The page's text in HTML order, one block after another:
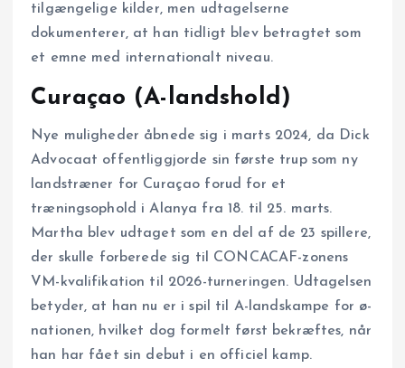
tilgængelige kilder, men udtagelserne
dokumenterer, at han tidligt blev betragtet som
et emne med internationalt niveau.
Curaçao (A-landshold)
Nye muligheder åbnede sig i marts 2024, da Dick
Advocaat offentliggjorde sin første trup som ny
landstræner for Curaçao forud for et
træningsophold i Alanya fra 18. til 25. marts.
Martha blev udtaget som en del af de 23 spillere,
der skulle forberede sig til CONCACAF-zonens
VM-kvalifikation til 2026-turneringen. Udtagelsen
betyder, at han nu er i spil til A-landskampe for ø-
nationen, hvilket dog formelt først bekræftes, når
han har fået sin debut i en officiel kamp.